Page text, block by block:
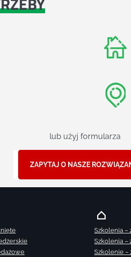
lub użyj formularza
ZAPYTAJ O NASZE
Szkolenia –
Szkolenia –
Szkolenie –